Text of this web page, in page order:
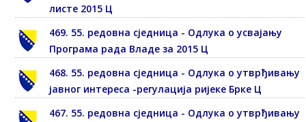
листе 2015 Ц
469. 55. редовна сједница - Одлука о усвајању
Програма рада Владе за 2015 Ц
468. 55. редовна сједница - Одлука о утврђивању
јавног интереса -регулација ријеке Брке Ц
467. 55. редовна сједница - Одлука о утврђивању